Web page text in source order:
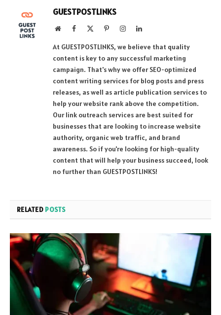
GUESTPOSTLINKS
WebsiteFacebook PinterestInstagramLinkedIn
At GUESTPOSTLINKS, we believe that quality
content is key to any successful marketing
campaign. That's why we offer SEO-optimized
content writing services for blog posts and press
releases, as well as article publication services to
help your website rank above the competition.
Our link outreach services are best suited for
businesses that are looking to increase website
authority, organic web traffic, and brand
awareness. So if you're looking for high-quality
content that will help your business succeed, look
no further than GUESTPOSTLINKS!
RELATED POSTS